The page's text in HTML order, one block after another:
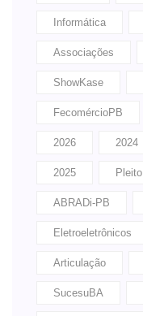
Informática
Associações
ShowKase
FecomércioPB
2026 2024
2025 Pleito
ABRADi-PB
Eletroeletrônicos
Articulação
SucesuBA